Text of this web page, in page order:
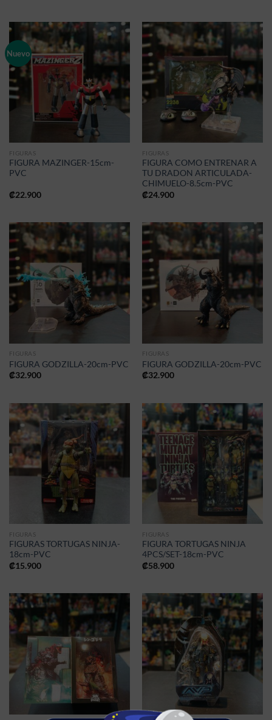
Nuevo
FIGURAS
FIGURA MAZINGER-15cm-
PVC
₡22.900
FIGURAS
FIGURA COMO ENTRENAR A
TU DRADON ARTICULADA-
CHIMUELO-8.5cm-PVC
₡24.900
FIGURAS
FIGURA GODZILLA-20cm-PVC
₡32.900
FIGURAS
FIGURA GODZILLA-20cm-PVC
₡32.900
FIGURAS
FIGURAS TORTUGAS NINJA-
18cm-PVC
₡15.900
FIGURAS
FIGURA TORTUGAS NINJA
4PCS/SET-18cm-PVC
₡58.900